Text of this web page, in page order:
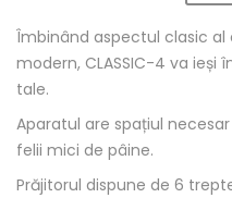
Îmbinând aspectul clasic al
modern, CLASSIC-4 va
tale.
Aparatul are spațiul
felii mici de pâine.
Prăjitorul dispune de 6